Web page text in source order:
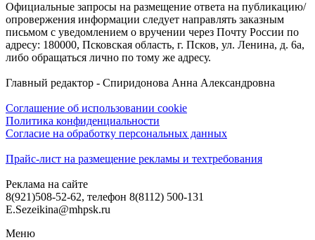
Официальные запросы на размещение ответа на публикацию/
опровержения информации следует направлять заказным
письмом с уведомлением о вручении через Почту России по
адресу: 180000, Псковская область, г. Псков, ул. Ленина, д. 6а,
либо обращаться лично по тому же адресу.
Главный редактор - Спиридонова Анна Александровна
Соглашение об использовании cookie
Политика конфиденциальности
Согласие на обработку персональных данных
Прайс-лист на размещение рекламы и техтребования
Реклама на сайте
8(921)508-52-62, телефон 8(8112) 500-131
E.Sezeikina@mhpsk.ru
Меню